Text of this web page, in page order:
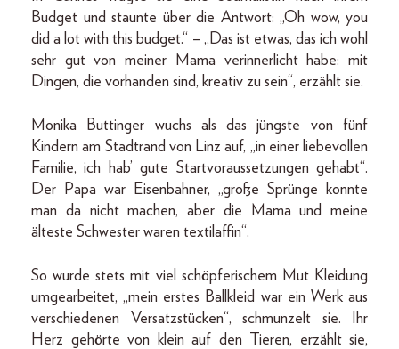
Budget und staunte über die Antwort: „Oh wow, you
did a lot with this budget.“ – „Das ist etwas, das ich wohl
sehr gut von meiner Mama verinnerlicht habe: mit
Dingen, die vorhanden sind, kreativ zu sein“, erzählt sie.
Monika Buttinger wuchs als das jüngste von fünf
Kindern am Stadtrand von Linz auf, „in einer liebevollen
Familie, ich hab’ gute Startvoraussetzungen gehabt“.
Der Papa war Eisenbahner, „große Sprünge konnte
man da nicht machen, aber die Mama und meine
älteste Schwester waren textilaffin“.
So wurde stets mit viel schöpferischem Mut Kleidung
umgearbeitet, „mein erstes Ballkleid war ein Werk aus
verschiedenen Versatzstücken“, schmunzelt sie. Ihr
Herz gehörte von klein auf den Tieren, erzählt sie,